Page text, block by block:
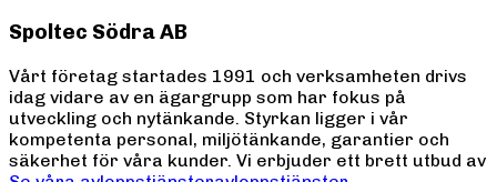
Spoltec Södra AB
Vårt företag startades 1991 och verksamheten drivs
idag vidare av en ägargrupp som har fokus på
utveckling och nytänkande. Styrkan ligger i vår
kompetenta personal, miljötänkande, garantier och
säkerhet för våra kunder. Vi erbjuder ett brett utbud av